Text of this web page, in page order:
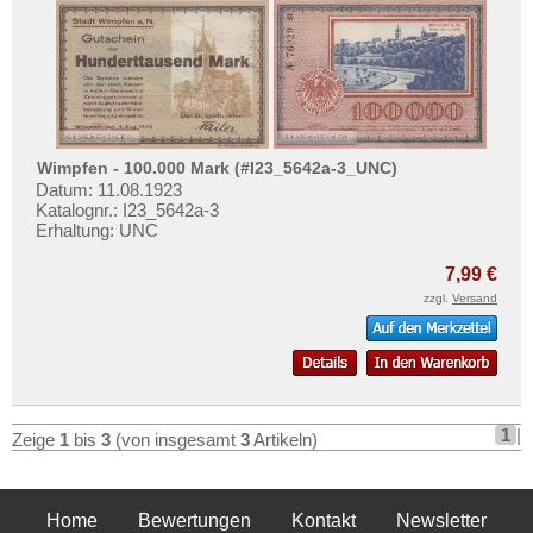
Mehr über...
Zahlungsbedingungen
Privatsphäre und Datenschutz
Widerrufsbelehrung
Liefer- und Versandkosten
AGB
Impressum
Wimpfen - 100.000 Mark (#I23_5642a-3_UNC)
Datum: 11.08.1923
Katalognr.: I23_5642a-3
Erhaltung: UNC
7,99 €
zzgl. Versand
Zeige 1 bis 3 (von insgesamt 3Artikeln) 1 |
Home Bewertungen Kontakt Newsletter